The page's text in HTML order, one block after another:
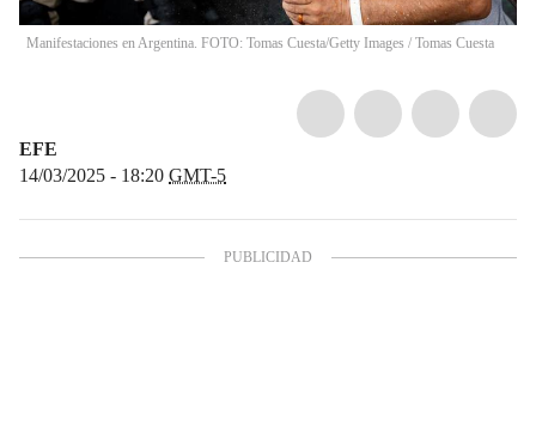
Manifestaciones en Argentina. FOTO: Tomas Cuesta/Getty Images / Tomas Cuesta
EFE
14/03/2025 - 18:20 GMT-5